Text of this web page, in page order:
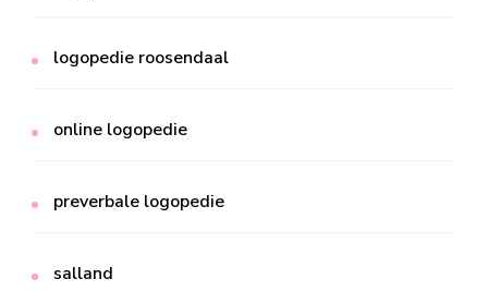
logopedie roosendaal
online logopedie
preverbale logopedie
salland